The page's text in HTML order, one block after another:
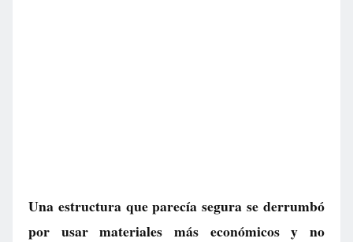
Una estructura que parecía segura se derrumbó
por usar materiales más económicos y no